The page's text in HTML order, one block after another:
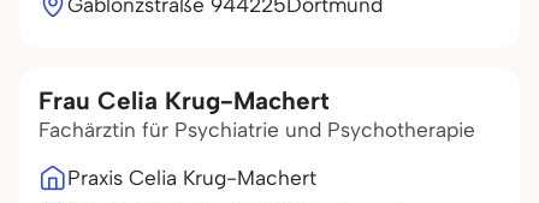
Gablonzstraße 944225Dortmund
Frau Celia Krug-Machert
Fachärztin für Psychiatrie und Psychotherapie
Praxis Celia Krug-Machert